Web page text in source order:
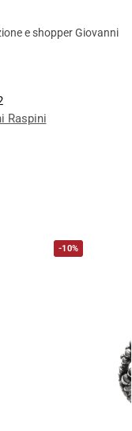
e shopper Giovanni
Raspini
-10%